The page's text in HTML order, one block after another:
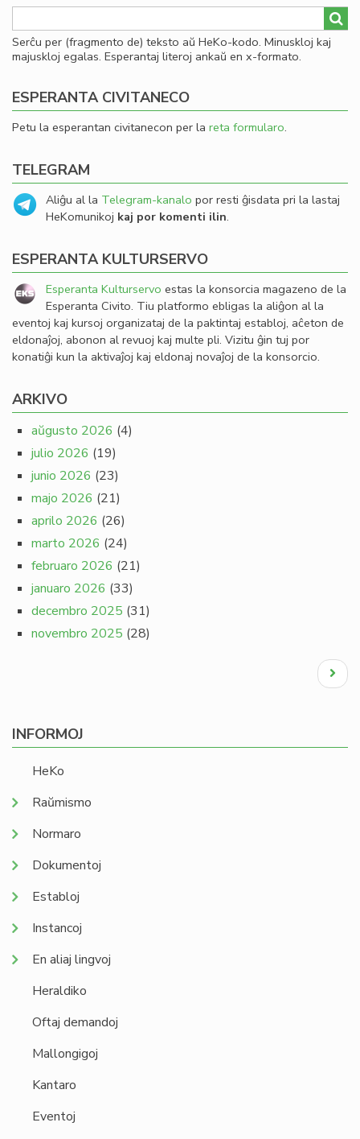
Serĉu per (fragmento de) teksto aŭ HeKo-kodo. Minuskloj kaj
majuskloj egalas. Esperantaj literoj ankaŭ en x-formato.
ESPERANTA CIVITANECO
Petu la esperantan civitanecon per la reta formularo.
TELEGRAM
Aliĝu al la Telegram-kanalo por resti ĝisdata pri la lastaj
HeKomunikoj kaj por komenti ilin.
ESPERANTA KULTURSERVO
Esperanta Kulturservo estas la konsorcia magazeno de la
Esperanta Civito. Tiu platformo ebligas la aliĝon al la
eventoj kaj kursoj organizataj de la paktintaj establoj, aĉeton de
eldonaĵoj, abonon al revuoj kaj multe pli. Vizitu ĝin tuj por
konatiĝi kun la aktivaĵoj kaj eldonaj novaĵoj de la konsorcio.
ARKIVO
aŭgusto 2026 (4)
julio 2026 (19)
junio 2026 (23)
majo 2026 (21)
aprilo 2026 (26)
marto 2026 (24)
februaro 2026 (21)
januaro 2026 (33)
decembro 2025 (31)
novembro 2025 (28)
Next
page
INFORMOJ
HeKo
Raŭmismo
Normaro
Dokumentoj
Establoj
Instancoj
En aliaj lingvoj
Heraldiko
Oftaj demandoj
Mallongigoj
Kantaro
Eventoj